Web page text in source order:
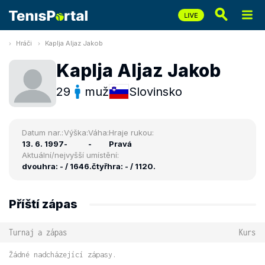
Hráči Kaplja Aljaz Jakob
Kaplja Aljaz Jakob
29 muž Slovinsko
Datum nar.:
13. 6. 1997
Výška:
-
Váha:
-
Hraje rukou:
Pravá
Aktuální/nejvyšší umístění:
dvouhra: - / 1646.čtyřhra: - / 1120.
Příští zápas
Turnaj a zápas Kurs
Žádné nadcházející zápasy.